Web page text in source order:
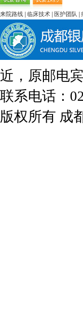
来院路线 临床技术 医护团队
近，原邮电宾
联系电话：
版权所有 成